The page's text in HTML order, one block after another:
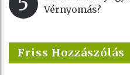
Vérnyomás?
Friss Hozzászólás